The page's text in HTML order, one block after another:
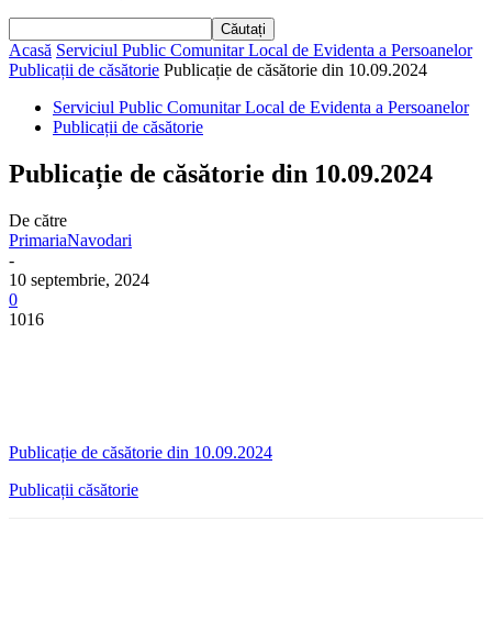
Acasă Serviciul Public Comunitar Local de Evidenta a Persoanelor
Publicații de căsătorie Publicație de căsătorie din 10.09.2024
Serviciul Public Comunitar Local de Evidenta a Persoanelor
Publicații de căsătorie
Publicație de căsătorie din 10.09.2024
De către
PrimariaNavodari
-
10 septembrie, 2024
0
1016
Publicație de căsătorie din 10.09.2024
Publicații căsătorie